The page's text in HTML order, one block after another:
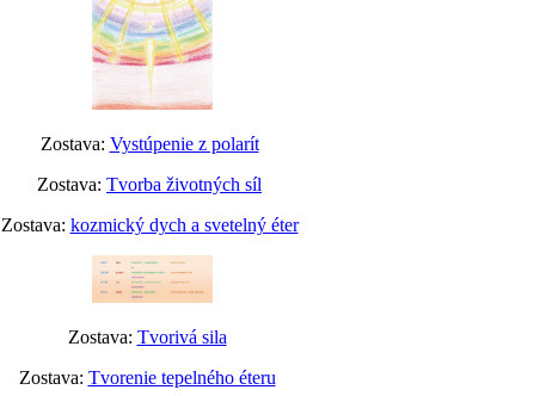
Zostava: Vystúpenie z polarít
Zostava: Tvorba životných síl
Zostava: kozmický dych a svetelný éter
Zostava: Tvorivá sila
Zostava: Tvorenie tepelného éteru